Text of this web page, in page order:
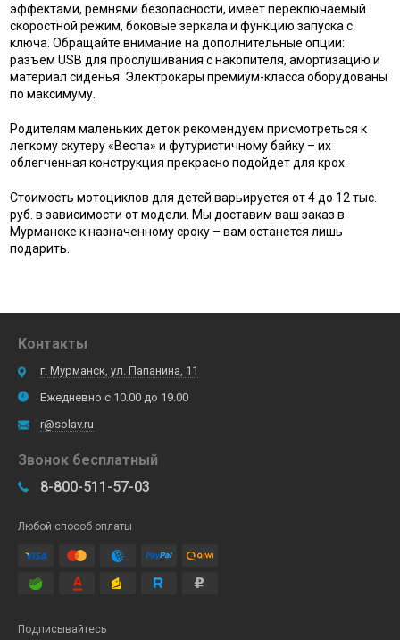
эффектами, ремнями безопасности, имеет переключаемый
скоростной режим, боковые зеркала и функцию запуска с
ключа. Обращайте внимание на дополнительные опции:
разъем USB для прослушивания с накопителя, амортизацию и
материал сиденья. Электрокары премиум-класса оборудованы
по максимуму.
Родителям маленьких деток рекомендуем присмотреться к
легкому скутеру «Веспа» и футуристичному байку – их
облегченная конструкция прекрасно подойдет для крох.
Стоимость мотоциклов для детей варьируется от 4 до 12 тыс.
руб. в зависимости от модели. Мы доставим ваш заказ в
Мурманске к назначенному сроку – вам останется лишь
подарить.
Контакты
г. Мурманск, ул. Папанина, 11
Ежедневно с 10.00 до 19.00
r@solav.ru
Звонок бесплатный
8-800-511-57-03
Любой способ оплаты
Подписывайтесь